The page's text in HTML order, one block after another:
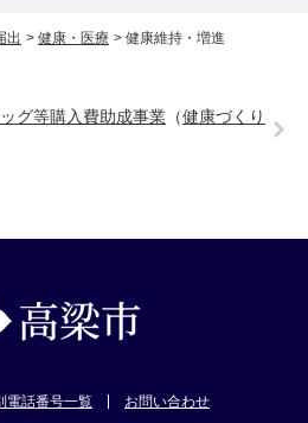
出 > 健康・医療 > 健康維持・増進
グ等購入費助成事業 （健康づくり
電話番号一覧 お問い合わせ